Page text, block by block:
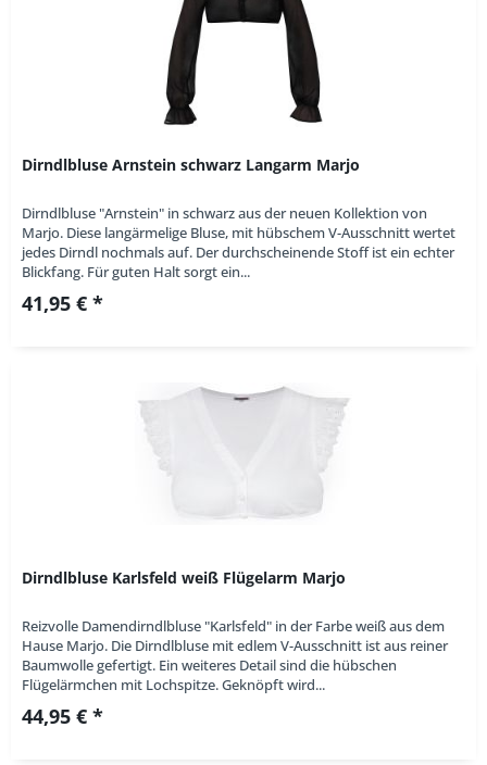
Dirndlbluse Arnstein schwarz Langarm Marjo
Dirndlbluse "Arnstein" in schwarz aus der neuen Kollektion von
Marjo. Diese langärmelige Bluse, mit hübschem V-Ausschnitt wertet
jedes Dirndl nochmals auf. Der durchscheinende Stoff ist ein echter
Blickfang. Für guten Halt sorgt ein...
41,95 € *
Dirndlbluse Karlsfeld weiß Flügelarm Marjo
Reizvolle Damendirndlbluse "Karlsfeld" in der Farbe weiß aus dem
Hause Marjo. Die Dirndlbluse mit edlem V-Ausschnitt ist aus reiner
Baumwolle gefertigt. Ein weiteres Detail sind die hübschen
Flügelärmchen mit Lochspitze. Geknöpft wird...
44,95 € *